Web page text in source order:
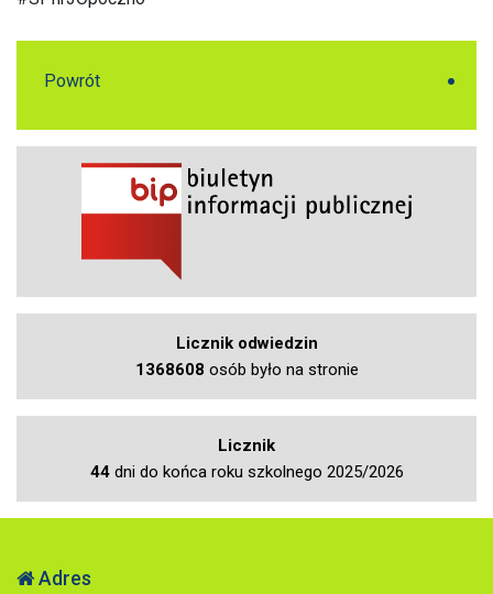
Powrót
Licznik odwiedzin
1368608 osób było na stronie
Licznik
44dni do końca roku szkolnego 2025/2026
Adres